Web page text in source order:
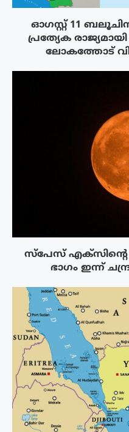
ഓഗസ്റ്റ് 11
പ്രത്യേക
ലോകത്തോട്
സ്‌പേസ് എക്‌സിൻ്റെ
ഭാഗം ഇന്ന്